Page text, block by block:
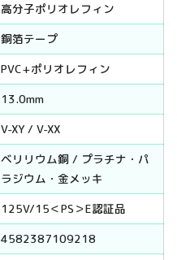
高分子ポリオレフィン
銅箔テープ
PVC+ポリオレフィン
13.0mm
V-XY / V-XX
ベリリウム銅 / プラチナ・パ
ラジウム・金メッキ
125V/15＜PS＞E認証品
4582387109218